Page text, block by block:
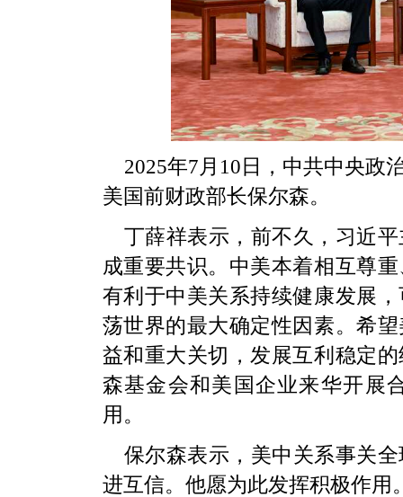
2025年7月10日，中共中央政
美国前财政部长保尔森。
丁薛祥表示，前不久，习近
成重要共识。中美本着相互尊
有利于中美关系持续健康发展
荡世界的最大确定性因素。希
益和重大关切，发展互利稳定
森基金会和美国企业来华开展
用。
保尔森表示，美中关系事关
进互信。他愿为此发挥积极作用